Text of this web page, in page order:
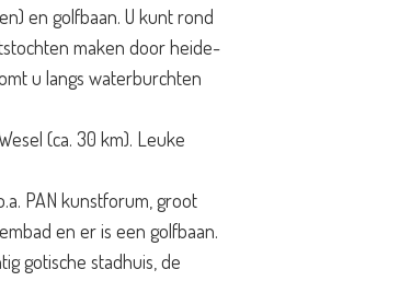
en golfbaan. U kunt rond
maken door heide-
u langs waterburchten
(ca. 30 km). Leuke
PAN kunstforum, groot
en er is een golfbaan.
gotische stadhuis, de